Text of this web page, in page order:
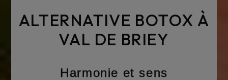
ALTERNATIVE BOTOX À
VAL DE BRIEY
Harmonie et sens